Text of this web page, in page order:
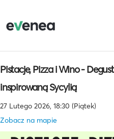
Pistacje, Pizza i Wino -
inspirowaną Sycylią
27 Lutego 2026, 18:30 (Piątek)
Zobacz na mapie